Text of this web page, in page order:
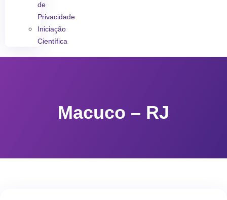
de
Privacidade
Iniciação
Científica
Macuco – RJ